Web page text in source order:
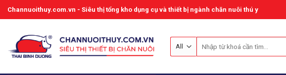
Skip
to
Channuoithuy.com.vn - Siêu thị tổng kho dụng cụ và thiết bị ngành chăn nuôi thú y
kiếm: